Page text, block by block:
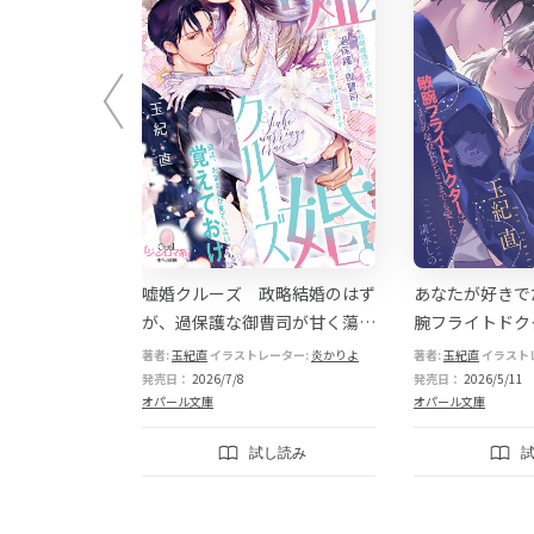
嘘婚クルーズ 政略結婚のはず
が、過保護な御曹司が甘く蕩け
る愛を捧げてきます
著者:玉紀直 イラストレーター: 炎かりよ
発売日： 2026/7/8
オパール文庫
試し読み
あなたが好き
腕フライトド
彼女をどこま
著者:玉紀直 イラス
発売日： 2026/5/11
オパール文庫